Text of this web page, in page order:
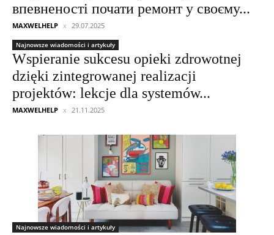
впевненості почати ремонт у своєму...
MAXWELHELP 29.07.2025
Najnowsze wiadomości i artykuły
Wspieranie sukcesu opieki zdrowotnej
dzięki zintegrowanej realizacji
projektów: lekcje dla systemów...
MAXWELHELP 21.11.2025
Najnowsze wiadomości i artykuły